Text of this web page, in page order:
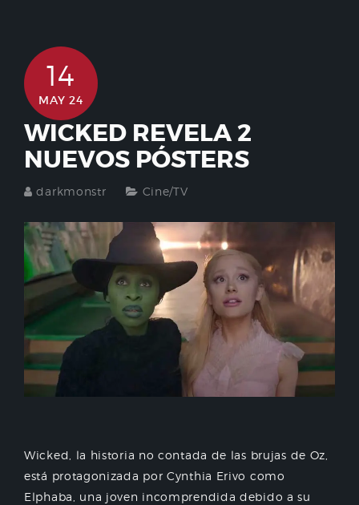
14
MAY 24
WICKED REVELA 2
NUEVOS PÓSTERS
darkmonstr Cine/TV
Wicked, la historia no contada de las brujas de Oz,
está protagonizada por Cynthia Erivo como
Elphaba, una joven incomprendida debido a su